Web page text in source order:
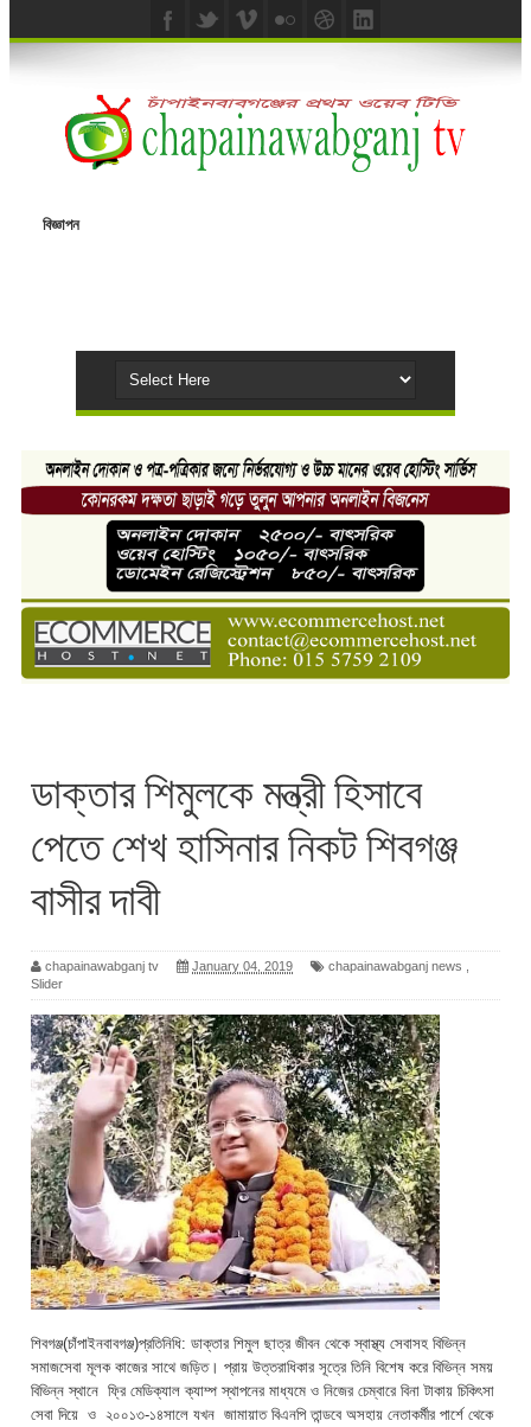
বিজ্ঞাপন
ডাক্তার শিমুলকে মন্ত্রী হিসাবে
পেতে শেখ হাসিনার নিকট শিবগঞ্জ
বাসীর দাবী
chapainawabganj tv January 04, 2019 chapainawabganj news
Slider
শিবগঞ্জ(চাঁপাইনবাবগঞ্জ)প্রতিনিধি: ডাক্তার শিমুল ছাত্র জীবন থেকে স্বাস্থ্য সেবাসহ বিভিন্ন
সমাজসেবা মূলক কাজের সাথে জড়িত। প্রায় উত্তরাধিকার সূত্রে তিনি বিশেষ করে বিভিন্ন সময়
বিভিন্ন স্থানে ফ্রি মেডিক্যাল ক্যাম্প স্থাপনের মাধ্যমে ও নিজের চেম্বারে বিনা টাকায় চিকিৎসা
সেবা দিয়ে ও ২০০১৩-১৪সালে যখন জামায়াত বিএনপি তান্ডবে অসহায় নেতাকর্মীর পার্শে থেকে